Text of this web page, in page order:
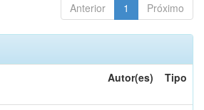
Anterior 1 Próximo
Autor(es) Tipo